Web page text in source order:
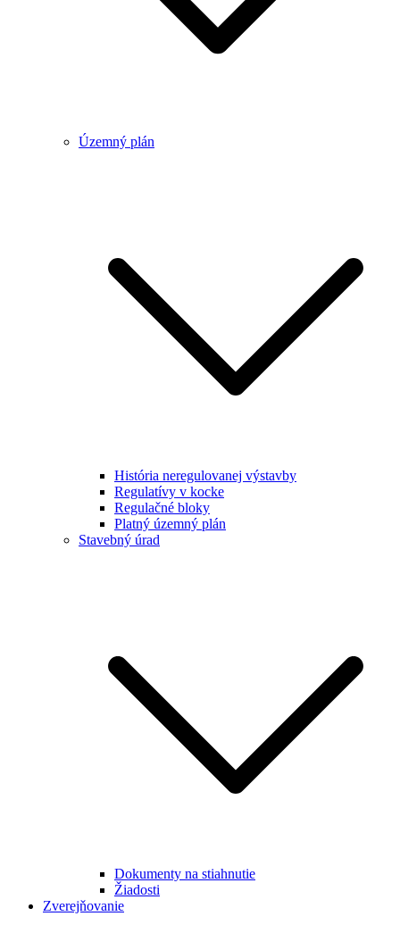
Územný plán
História neregulovanej výstavby
Regulatívy v kocke
Regulačné bloky
Platný územný plán
Stavebný úrad
Dokumenty na stiahnutie
Žiadosti
Zverejňovanie